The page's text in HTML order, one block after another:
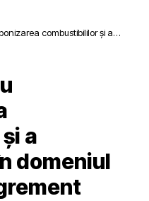
combustibililor și a
a
domeniul